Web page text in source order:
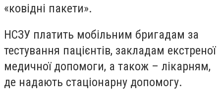
«ковідні пакети».
НСЗУ платить мобільним бригадам за
тестування пацієнтів, закладам екстреної
медичної допомоги, а також – лікарням,
де надають стаціонарну допомогу.